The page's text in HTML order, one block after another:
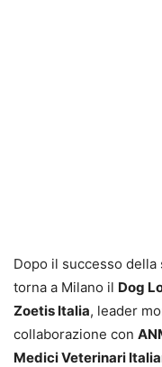
Dopo il successo della
torna a Milano il Dog
Zoetis Italia, leader
collaborazione con
Medici Veterinari